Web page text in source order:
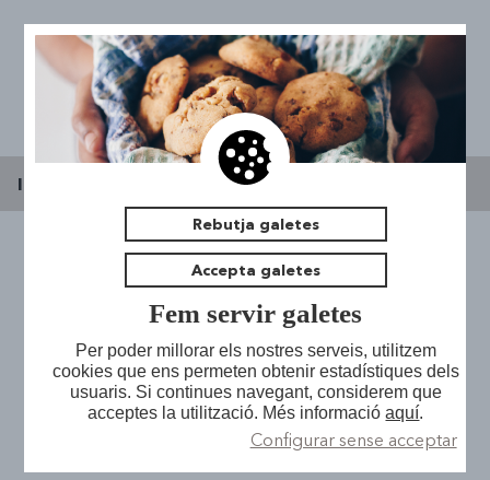
Notícies
Pla Local Joventut
Espai de Trobada
Sales Taller
Oficina d'Assessorament Jove
Inici Espai jove l'Escorxador |
Torna la final del X
Concurs de Música
Jove
Rebutja galetes
Accepta galetes
Fem servir galetes
Per poder millorar els nostres serveis, utilitzem
cookies que ens permeten obtenir estadístiques dels
usuaris. Si continues navegant, considerem que
acceptes la utilització. Més informacióaquí.
Configurar sense acceptar